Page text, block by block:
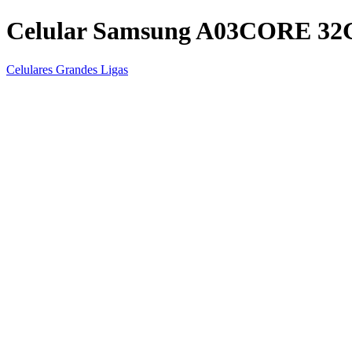
Celular Samsung A03CORE
Celulares Grandes Ligas